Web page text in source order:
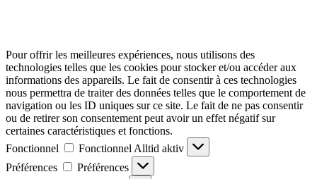
Pour offrir les meilleures expériences, nous utilisons des
technologies telles que les cookies pour stocker et/ou accéder aux
informations des appareils. Le fait de consentir à ces technologies
nous permettra de traiter des données telles que le comportement de
navigation ou les ID uniques sur ce site. Le fait de ne pas consentir
ou de retirer son consentement peut avoir un effet négatif sur
certaines caractéristiques et fonctions.
Fonctionnel
Fonctionnel Alltid aktiv
Préférences
Préférences